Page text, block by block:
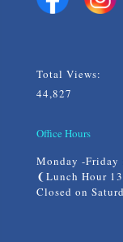
Total Views:
44,827
Office Hours
Monday -
❨Lunch Hour
Closed on